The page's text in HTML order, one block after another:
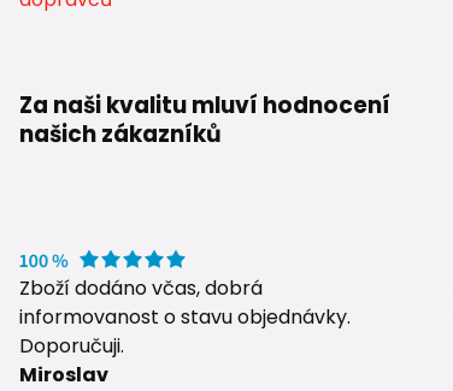
Za naši kvalitu mluví hodnocení
našich zákazníků
Zboží dodáno včas, dobrá
informovanost o stavu objednávky.
Doporučuji.
Miroslav